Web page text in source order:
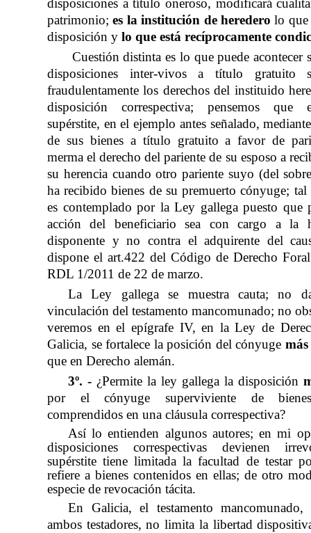
disposiciones a título oneroso, modificará
patrimonio;es la institución de heredero lo que
disposición y lo que está recíprocamente
Cuestión distinta es lo que puede acontecer
disposiciones inter-vivos a título gratuito
fraudulentamente los derechos del instituido
disposición correspectiva; pensemos que
supérstite, en el ejemplo antes señalado,
de sus bienes a título gratuito a favor de
merma el derecho del pariente de su esposo a
su herencia cuando otro pariente suyo (del
ha recibido bienes de su premuerto cónyuge; tal
es contemplado por la Ley gallega puesto que
acción del beneficiario sea con cargo a la
disponente y no contra el adquirente del
dispone el art.422 del Código de Derecho
RDL 1/2011 de 22 de marzo.
La Ley gallega se muestra cauta; no
vinculación del testamento mancomunado; no
veremos en el epígrafe IV, en la Ley de
Galicia, se fortalece la posición del cónyuge
que en Derecho alemán.
3º. - ¿Permite la ley gallega la disposición
por el cónyuge superviviente de
comprendidos en una cláusula correspectiva?
Así lo entienden algunos autores; en mi
disposiciones correspectivas devienen
supérstite tiene limitada la facultad de testar
refiere a bienes contenidos en ellas; de otro
especie de revocación tácita.
En Galicia, el testamento
ambos testadores, no limita la libertad